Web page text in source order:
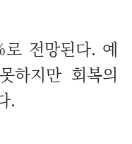
전망된다. 예
하지만 회복의
.